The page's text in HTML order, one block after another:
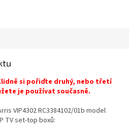
si pořiďte druhý, nebo třetí
je používat současně.
VIP4302 RC3384102/01b model
TV set-top boxů: